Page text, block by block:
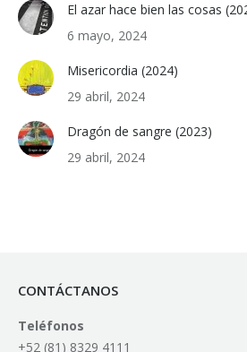
El azar hace bien las cosas
6 mayo, 2024
Misericordia (2024)
29 abril, 2024
Dragón de sangre (2023)
29 abril, 2024
CONTÁCTANOS
Teléfonos
+52 (81) 8329 4111